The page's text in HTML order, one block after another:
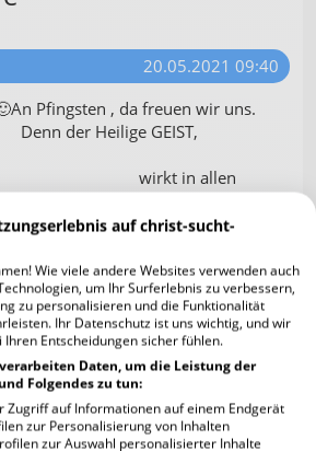
20.05.2021 09:40
Pfingsten , da freuen wir uns.
Denn der Heilige GEIST,
wirkt in allen
dieser
20.05.2021 10:47
"Denn für mich ist Christus das
und das Sterben ein
auf christ-sucht-
Wie viele andere Websites verwenden auch
um Ihr Surferlebnis zu verbessern,
zu personalisieren und die Funktionalität
Ihr Datenschutz ist uns wichtig, und wir
Ihren Entscheidungen sicher fühlen.
Daten, um die Leistung der
Folgendes zu tun:
Zugriff auf Informationen auf einem Endgerät
zur Personalisierung von Inhalten
zur Auswahl personalisierter Inhalte